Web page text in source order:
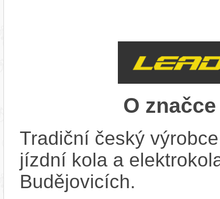
O
Tradiční český
jízdní kola a
Budějovicích.